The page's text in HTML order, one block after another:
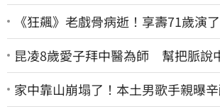
《狂飆》老戲骨病逝！享壽71歲演
昆凌8歲愛子拜中醫為師 幫把脈說
家中靠山崩塌了！本土男歌手親曝